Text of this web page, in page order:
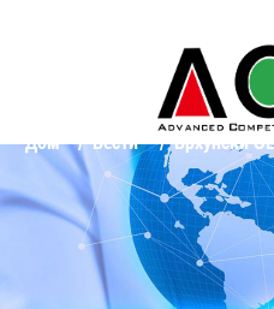
Дом Вести Врхунски